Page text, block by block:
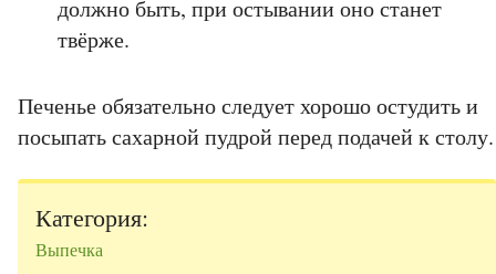
должно быть, при остывании оно станет
твёрже.
Печенье обязательно следует хорошо остудить и
посыпать сахарной пудрой перед подачей к столу.
Категория:
Выпечка